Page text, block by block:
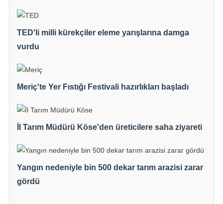
TED'li milli kürekçiler eleme yarışlarına damga
vurdu
Meriç'te Yer Fıstığı Festivali hazırlıkları başladı
İl Tarım Müdürü Köse'den üreticilere saha ziyareti
Yangın nedeniyle bin 500 dekar tarım arazisi zarar
gördü